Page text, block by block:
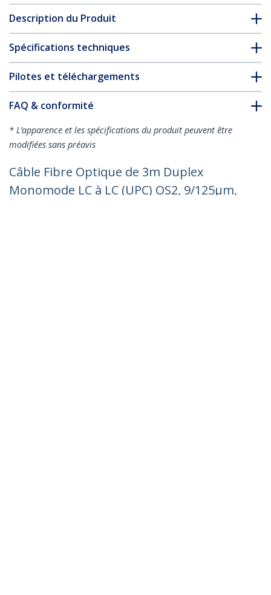
Description du Produit
Spécifications techniques
Pilotes et téléchargements
FAQ & conformité
* L’apparence et les spécifications du produit peuvent être
modifiées sans préavis
Câble Fibre Optique de 3m Duplex
Monomode LC à LC (UPC) OS2, 9/125µm,